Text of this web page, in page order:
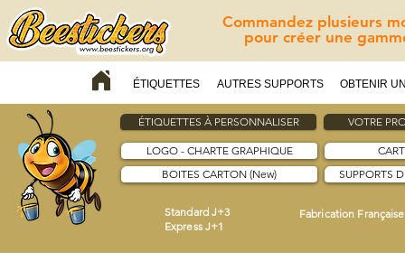
Commandez plusieurs
pour créer une
ÉTIQUETTES AUTRES SUPPORTS OBTENIR
ÉTIQUETTES À PERSONNALISER VOTRE
LOGO - CHARTE GRAPHIQUE
BOITES CARTON (New)
SUPPORTS
Standard J+3
Express J+1
Fabrication Française